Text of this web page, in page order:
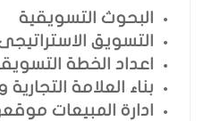
البحوث التسويقية
التسويق
اعداد الخطة
بناء العلامة التجارية Branding
ادارة المبيعات